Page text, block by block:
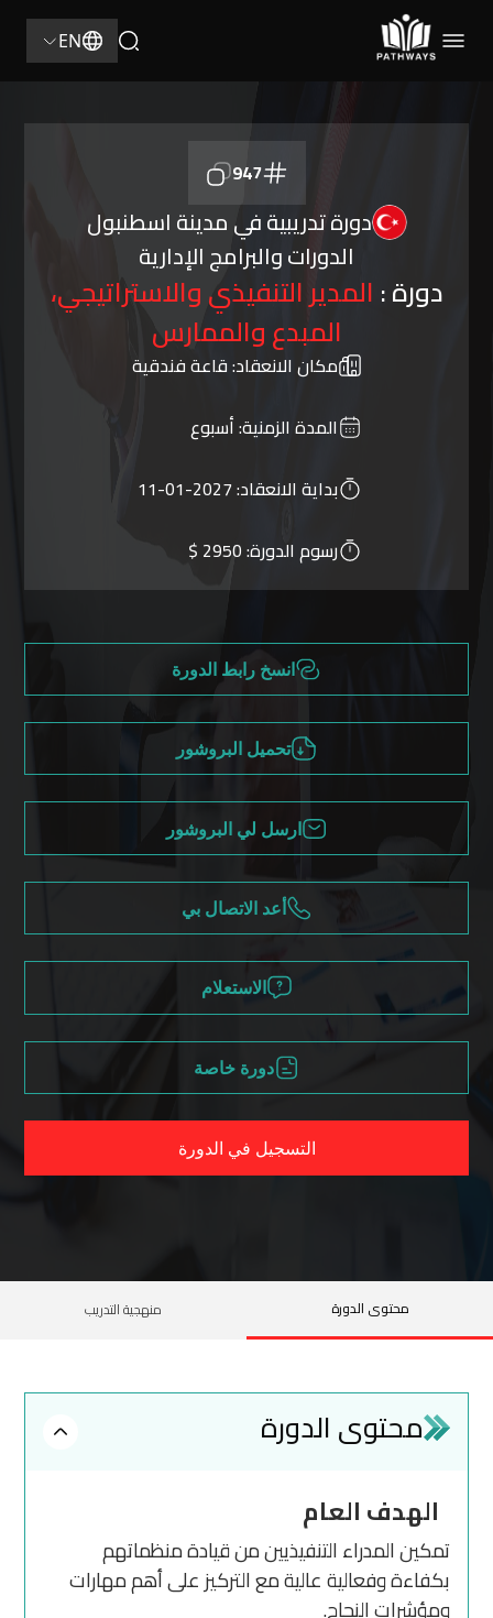
EN
947
دورة تدريبية في مدينة اسطنبول
الدورات والبرامج الإدارية
دورة : المدير التنفيذي والاستراتيجي،
المبدع والممارس
مكان الانعقاد:قاعة فندقية
المدة الزمنية:أسبوع
بداية الانعقاد:2027-01-11
رسوم الدورة:2950 $
انسخ رابط الدورة
تحميل البروشور
ارسل لي البروشور
أعد الاتصال بي
الاستعلام
دورة خاصة
التسجيل في الدورة
محتوى الدورة منهجية التدريب
محتوى الدورة
الهدف العام
تمكين المدراء التنفيذيين من قيادة منظماتهم
بكفاءة وفعالية عالية مع التركيز على أهم مهارات
ومؤشرات النجاح.